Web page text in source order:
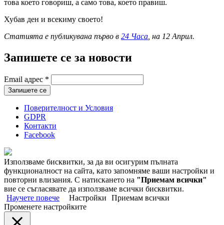
това което говориш, а само това, което правиш.
Хубав ден и всекиму своето!
Статията е публикувана първо в 24 Часа , на 12 Април.
Запишете се за новости
Email адрес *
Поверителност и Условия
GDPR
Контакти
Facebook
Използваме бисквитки, за да ви осигурим пълната
функционалност на сайта, като запомняме ваши настройки и
повторни влизания. С натискането на "Приемам всички"
вие се съгласявате да използваме всички бисквитки.
Научете повече
Настройки
Приемам всички
Променете настройките